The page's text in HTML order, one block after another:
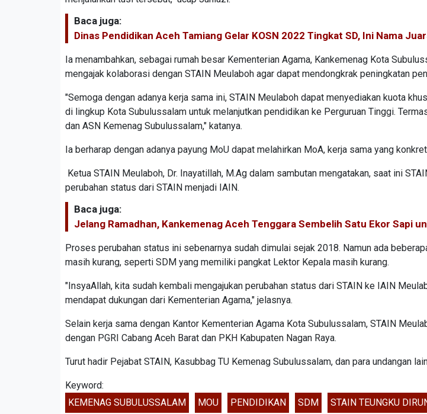
Baca juga:
Dinas Pendidikan Aceh Tamiang Gelar KOSN 2022 Tingkat SD, Ini Nama
Ia menambahkan, sebagai rumah besar Kementerian Agama, Kankemenag Kota
mengajak kolaborasi dengan STAIN Meulaboh agar dapat mendongkrak peningkatan
"Semoga dengan adanya kerja sama ini, STAIN Meulaboh dapat menyediakan kuota
di lingkup Kota Subulussalam untuk melanjutkan pendidikan ke Perguruan Tinggi.
dan ASN Kemenag Subulussalam," katanya.
Ia berharap dengan adanya payung MoU dapat melahirkan MoA, kerja sama yang
Ketua STAIN Meulaboh, Dr. Inayatillah, M.Ag dalam sambutan mengatakan, saat ini
perubahan status dari STAIN menjadi IAIN.
Baca juga:
Jelang Ramadhan, Kankemenag Aceh Tenggara Sembelih Satu Ekor Sapi
Proses perubahan status ini sebenarnya sudah dimulai sejak 2018. Namun ada
masih kurang, seperti SDM yang memiliki pangkat Lektor Kepala masih kurang.
"InsyaAllah, kita sudah kembali mengajukan perubahan status dari STAIN ke IAIN
mendapat dukungan dari Kementerian Agama," jelasnya.
Selain kerja sama dengan Kantor Kementerian Agama Kota Subulussalam, STAIN
dengan PGRI Cabang Aceh Barat dan PKH Kabupaten Nagan Raya.
Turut hadir Pejabat STAIN, Kasubbag TU Kemenag Subulussalam, dan para undangan
Keyword:
KEMENAG SUBULUSSALAM
MOU PENDIDIKAN SDM STAIN TEUNGKU